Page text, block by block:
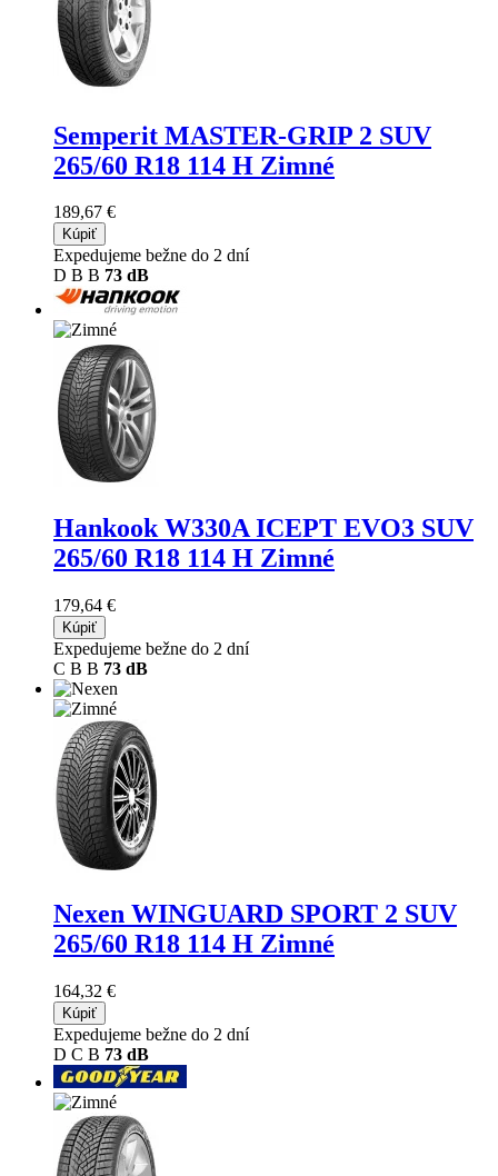
Semperit MASTER-GRIP 2 SUV
265/60 R18 114 H Zimné
189,67 €
Kúpiť
Expedujeme bežne do 2 dní
D B B 73 dB
Hankook W330A ICEPT EVO3 SUV
265/60 R18 114 H Zimné
179,64 €
Kúpiť
Expedujeme bežne do 2 dní
C B B 73 dB
Nexen WINGUARD SPORT 2 SUV
265/60 R18 114 H Zimné
164,32 €
Kúpiť
Expedujeme bežne do 2 dní
D C B 73 dB